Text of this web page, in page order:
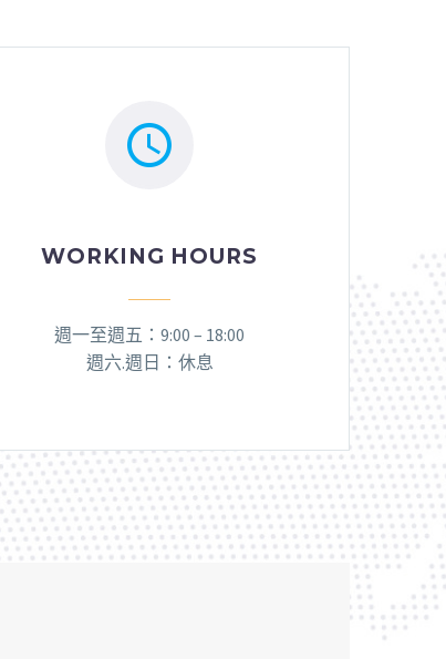


WORKING HOURS
週一至週五：9:00 – 18:00
週六.週日：休息